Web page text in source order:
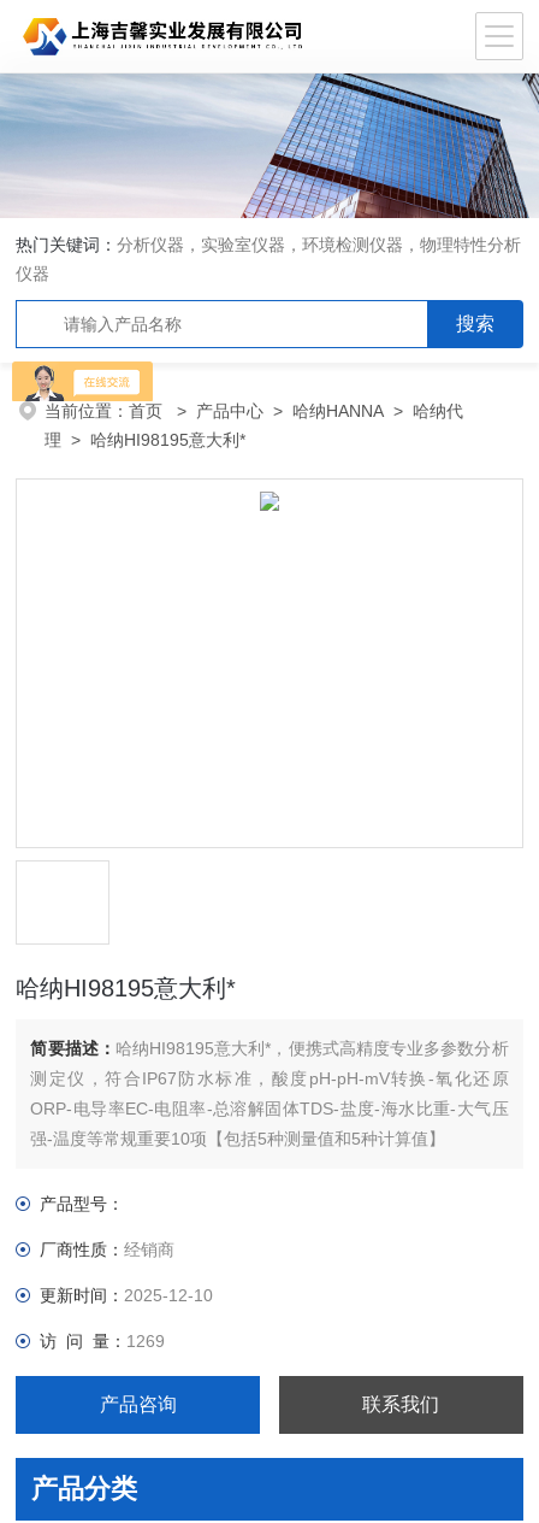
热门关键词：分析仪器，实验室仪器，环境检测仪器，物理特性分析
仪器
当前位置：首页 > 产品中心 >哈纳HANNA >哈纳代
理 > 哈纳HI98195意大利*
哈纳HI98195意大利*
简要描述： 哈纳HI98195意大利*，便携式高精度专业多参数分析
测定仪，符合IP67防水标准，酸度pH-pH-mV转换-氧化还原
ORP-电导率EC-电阻率-总溶解固体TDS-盐度-海水比重-大气压
强-温度等常规重要10项【包括5种测量值和5种计算值】
产品型号：
厂商性质：经销商
更新时间： 2025-12-10
访 问 量： 1269
产品咨询 联系我们
产品分类